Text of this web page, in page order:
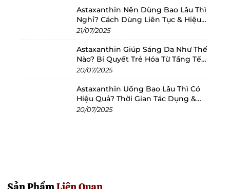
Vitamin D
50 µg / 2000
10
0
*RI - Lượng tham khảo.
Hướng Dẫn Sử Dụng Vitamin D3+K2
Kiểm Định Và Chứng Nhận:
Astaxanthin Nên Dùng Bao Lâu Thì
Nghỉ? Cách Dùng Liên Tục & Hiệu
Quả Nhất
21/07/2025
Astaxanthin Giúp Sáng Da Như Thế
Nào? Bí Quyết Trẻ Hóa Từ Tầng Tế
Bào
20/07/2025
Astaxanthin Uống Bao Lâu Thì Có
Hiệu Quả? Thời Gian Tác Dụng &
Cách Dùng Tối Ưu
20/07/2025